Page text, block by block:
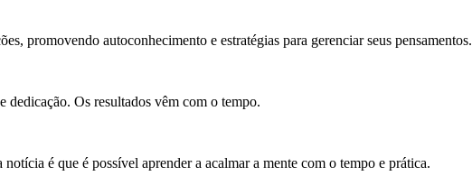
promovendo autoconhecimento e estratégias para gerenciar seus pensamentos.
dedicação. Os resultados vêm com o tempo.
é que é possível aprender a acalmar a mente com o tempo e prática.